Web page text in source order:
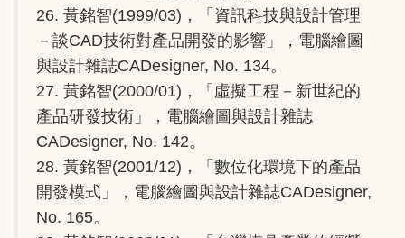
26. 黃銘智(1999/03)，「資訊科技與設計管理
－談CAD技術對產品開發的影響」，電腦繪圖
與設計雜誌CADesigner, No. 134。
27. 黃銘智(2000/01)，「虛擬工程－新世紀的
產品研發技術」，電腦繪圖與設計雜誌
CADesigner, No. 142。
28. 黃銘智(2001/12)，「數位化環境下的產品
開發模式」，電腦繪圖與設計雜誌CADesigner,
No. 165。